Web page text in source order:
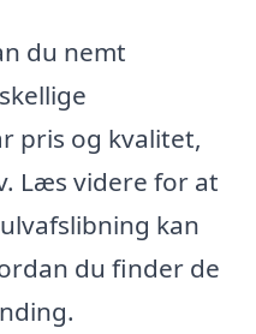
du nemt
pris og kvalitet,
Læs videre for at
kan
du finder de